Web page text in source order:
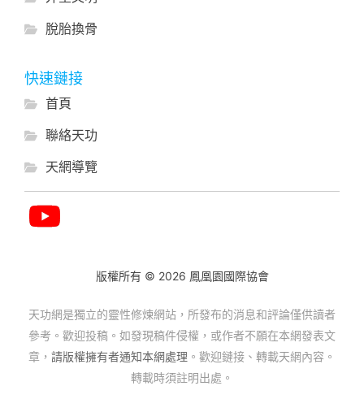
脫胎換骨
快速鏈接
首頁
聯絡天功
天網導覽
版權所有 © 2026 鳳凰園國際協會
天功網是獨立的靈性修煉網站，所發布的消息和評論僅供讀者
參考。歡迎投稿。如發現稿件侵權，或作者不願在本網發表文
章， 請版權擁有者通知本網處理 。歡迎鏈接、轉載天網內容。
轉載時須註明出處。